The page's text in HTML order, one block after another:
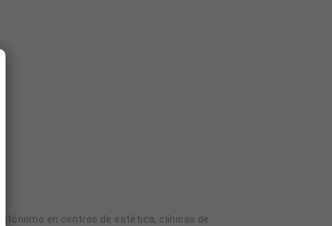
en centros de estética, clínicas de